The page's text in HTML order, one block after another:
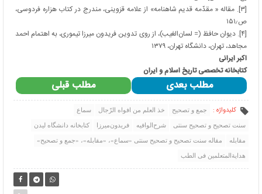
[۳]. مقاله « مقدّمه قدیم شاهنامه» از علامه قزوینی، مندرج در کتاب هزاره فردوسی،
ص۱۵۱٫
[۴]. دیوان حافظ (= لسان‌الغیب)، از روی تدوین فریدون میرزا تیموری، به اهتمام احمد
مجاهد، تهران، دانشگاه تهران، ۱۳۷۹
اکبر ایرانی
کتابخانه تخصصی تاریخ اسلام و ایران
مطلب قبلی مطلب بعدی
کلیدواژه : جمع و تصحیح خذ العلم من افواه الرّجال سماع
سنت تصحیح و تصحیح سنتی شرح‌الوافیه فریدون‌میرزا كتابخانه دانشگاه لیدن
مقابله مقاله سنت تصحیح و تصحیح سنتی «سماع»، «مقابله»، «جمع و تصحیح»
هدایةالمتعلمین فی الطب